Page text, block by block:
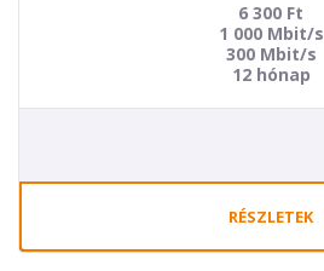
6 300 Ft
1 000 Mbit/s
300 Mbit/s
12 hónap
RÉSZLETEK